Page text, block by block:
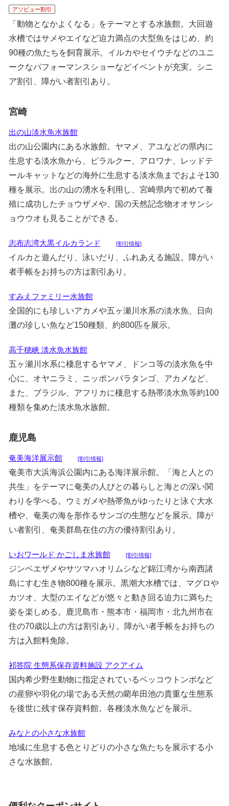
アソビュー割引
「動物となかよくなる」をテーマとする水族館。大回遊
水槽ではサメやエイなど迫力満点の大型魚をはじめ、約
90種の魚たちを飼育展示。イルカやセイウチなどのユニ
ークなパフォーマンスショーなどイベントが充実。シニ
ア割引、障がい者割引あり。
宮崎
出の山淡水魚水族館
出の山公園内にある水族館。ヤマメ、アユなどの県内に
生息する淡水魚から、ピラルクー、アロワナ、レッドテ
ールキャットなどの海外に生息する淡水魚までおよそ130
種を展示。出の山の湧水を利用し、宮崎県内で初めて養
殖に成功したチョウザメや、国の天然記念物オオサンシ
ョウウオも見ることができる。
志布志湾大黒イルカランド [割引情報]
イルカと遊んだり、泳いだり、ふれあえる施設。障がい
者手帳をお持ちの方は割引あり。
すみえファミリー水族館
全国的にも珍しいアカメや五ヶ瀬川水系の淡水魚、日向
灘の珍しい魚など150種類、約800匹を展示。
高千穂峡 淡水魚水族館
五ヶ瀬川水系に棲息するヤマメ、ドンコ等の淡水魚を中
心に、オヤニラミ、ニッポンバラタンゴ、アカメなど、
また、ブラジル、アフリカに棲息する熱帯淡水魚等約100
種類を集めた淡水魚水族館。
鹿児島
奄美海洋展示館 [割引情報]
奄美市大浜海浜公園内にある海洋展示館。「海と人との
共生」をテーマに奄美の人びとの暮らしと海との深い関
わりを学べる。ウミガメや熱帯魚がゆったりと泳ぐ大水
槽や、奄美の海を形作るサンゴの生態などを展示。障が
い者割引、奄美群島在住の方の優待割引あり。
いおワールド かごしま水族館 [割引情報]
ジンベエザメやサツマハオリムシなど錦江湾から南西諸
島にすむ生き物800種を展示。黒潮大水槽では、マグロや
カツオ、大型のエイなどが悠々と動き回る迫力に満ちた
姿を楽しめる。鹿児島市・熊本市・福岡市・北九州市在
住の70歳以上の方は割引あり。障がい者手帳をお持ちの
方は入館料免除。
祁答院 生態系保存資料施設 アクアイム
国内希少野生動物に指定されているベッコウトンボなど
の産卵や羽化の場である天然の藺牟田池の貴重な生態系
を後世に残す保存資料館。各種淡水魚などを展示。
みなとの小さな水族館
地域に生息する色とりどりの小さな魚たちを展示する小
さな水族館。